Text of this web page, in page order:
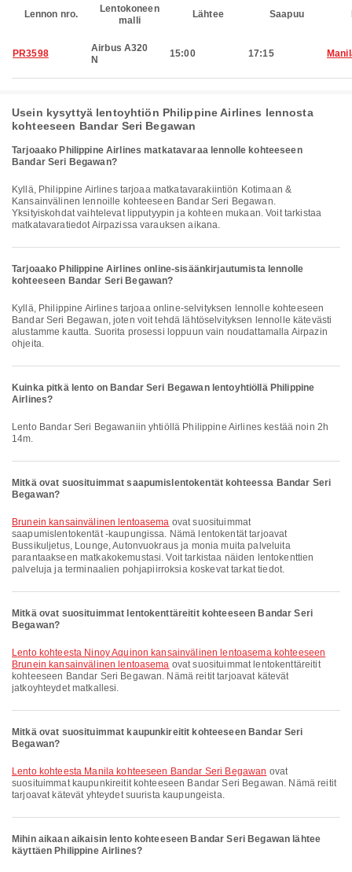
Lennon nro.
Lentokoneen
malli
Lähtee Saapuu
PR3598
Airbus A320
N
15:00 17:15
Usein kysyttyä lentoyhtiön Philippine Airlines lennosta
kohteeseen Bandar Seri Begawan
Tarjoaako Philippine Airlines matkatavaraa lennolle kohteeseen
Bandar Seri Begawan?
Kyllä, Philippine Airlines tarjoaa matkatavarakiintiön Kotimaan &
Kansainvälinen lennoille kohteeseen Bandar Seri Begawan.
Yksityiskohdat vaihtelevat lipputyypin ja kohteen mukaan. Voit tarkistaa
matkatavaratiedot Airpazissa varauksen aikana.
Tarjoaako Philippine Airlines online-sisäänkirjautumista lennolle
kohteeseen Bandar Seri Begawan?
Kyllä, Philippine Airlines tarjoaa online-selvityksen lennolle kohteeseen
Bandar Seri Begawan, joten voit tehdä lähtöselvityksen lennolle kätevästi
alustamme kautta. Suorita prosessi loppuun vain noudattamalla Airpazin
ohjeita.
Kuinka pitkä lento on Bandar Seri Begawan lentoyhtiöllä Philippine
Airlines?
Lento Bandar Seri Begawaniin yhtiöllä Philippine Airlines kestää noin 2h
14m.
Mitkä ovat suosituimmat saapumislentokentät kohteessa Bandar Seri
Begawan?
Brunein kansainvälinen lentoasema ovat suosituimmat
saapumislentokentät -kaupungissa. Nämä lentokentät tarjoavat
Bussikuljetus, Lounge, Autonvuokraus ja monia muita palveluita
parantaakseen matkakokemustasi. Voit tarkistaa näiden lentokenttien
palveluja ja terminaalien pohjapiirroksia koskevat tarkat tiedot.
Mitkä ovat suosituimmat lentokenttäreitit kohteeseen Bandar Seri
Begawan?
lento kohteesta Ninoy Aquinon kansainvälinen lentoasema kohteeseen
Brunein kansainvälinen lentoasema ovat suosituimmat lentokenttäreitit
kohteeseen Bandar Seri Begawan. Nämä reitit tarjoavat kätevät
jatkoyhteydet matkallesi.
Mitkä ovat suosituimmat kaupunkireitit kohteeseen Bandar Seri
Begawan?
lento kohteesta Manila kohteeseen Bandar Seri Begawan ovat
suosituimmat kaupunkireitit kohteeseen Bandar Seri Begawan. Nämä reitit
tarjoavat kätevät yhteydet suurista kaupungeista.
Mihin aikaan aikaisin lento kohteeseen Bandar Seri Begawan lähtee
käyttäen Philippine Airlines?